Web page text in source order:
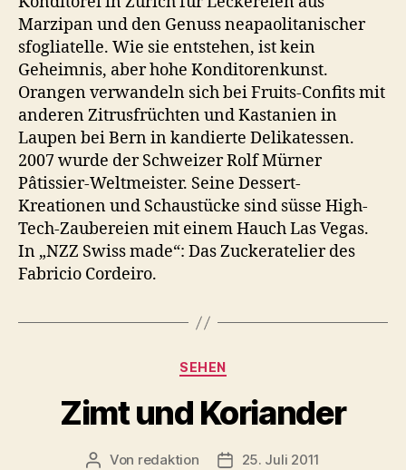
Marzipan und den Genuss neapaolitanischer
sfogliatelle. Wie sie entstehen, ist kein
Geheimnis, aber hohe Konditorenkunst.
Orangen verwandeln sich bei Fruits-Confits mit
anderen Zitrusfrüchten und Kastanien in
Laupen bei Bern in kandierte Delikatessen.
2007 wurde der Schweizer Rolf Mürner
Pâtissier-Weltmeister. Seine Dessert-
Kreationen und Schaustücke sind süsse High-
Tech-Zaubereien mit einem Hauch Las Vegas.
In „NZZ Swiss made“: Das Zuckeratelier des
Fabricio Cordeiro.
Kategorien
SEHEN
Zimt und Koriander
Beitragsautor
Von redaktion Veröffentlichungsdatum
25. Juli 2011